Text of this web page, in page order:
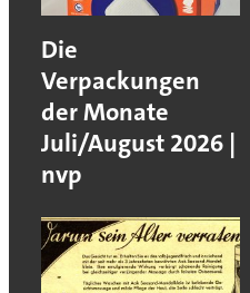
Die
Verpackungen
der Monate
Juli/August 2026 |
nvp